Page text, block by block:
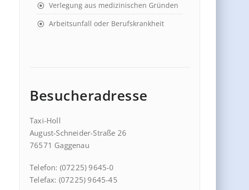
Verlegung aus medizinischen Gründen
Arbeitsunfall oder Berufskrankheit
Besucheradresse
Taxi-Holl
August-Schneider-Straße 26
76571 Gaggenau
Telefon: (07225) 9645-0
Telefax: (07225) 9645-45